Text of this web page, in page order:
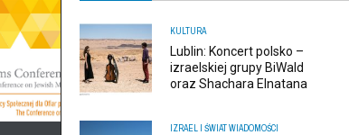
KULTURA
Lublin: Koncert polsko –
izraelskiej grupy BiWald
oraz Shachara Elnatana
IZRAEL I ŚWIATWIADOMOŚCI